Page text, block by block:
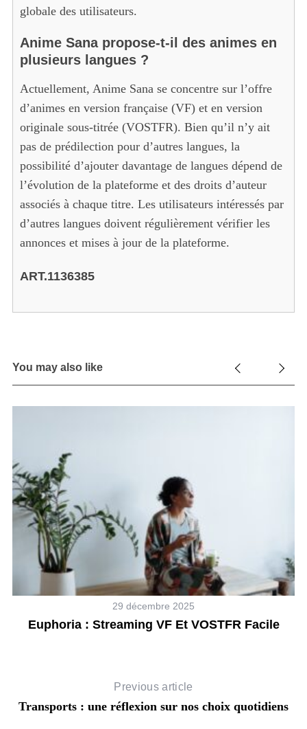
globale des utilisateurs.
Anime Sana propose-t-il des animes en
plusieurs langues ?
Actuellement, Anime Sana se concentre sur l’offre
d’animes en version française (VF) et en version
originale sous-titrée (VOSTFR). Bien qu’il n’y ait
pas de prédilection pour d’autres langues, la
possibilité d’ajouter davantage de langues dépend de
l’évolution de la plateforme et des droits d’auteur
associés à chaque titre. Les utilisateurs intéressés par
d’autres langues doivent régulièrement vérifier les
annonces et mises à jour de la plateforme.
ART.1136385
You may also like
29 décembre 2025
Euphoria : Streaming VF Et VOSTFR Facile
Previous article
Transports : une réflexion sur nos choix quotidiens